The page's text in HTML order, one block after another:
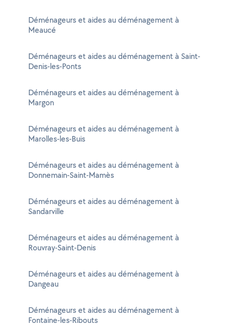
Déménageurs et aides au déménagement à
Meaucé
Déménageurs et aides au déménagement à Saint-
Denis-les-Ponts
Déménageurs et aides au déménagement à
Margon
Déménageurs et aides au déménagement à
Marolles-les-Buis
Déménageurs et aides au déménagement à
Donnemain-Saint-Mamès
Déménageurs et aides au déménagement à
Sandarville
Déménageurs et aides au déménagement à
Rouvray-Saint-Denis
Déménageurs et aides au déménagement à
Dangeau
Déménageurs et aides au déménagement à
Fontaine-les-Ribouts